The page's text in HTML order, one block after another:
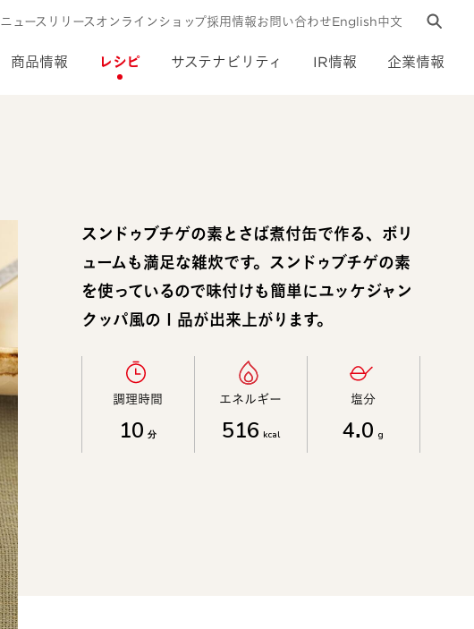
商品情報 レシピ サステナビリティ IR情報 企業情報
ニュースリリースオンラインショップ採用情報お問い合わせEnglish中文
スンドゥブチゲの素とさば煮付缶で作る、ボリ
ュームも満足な雑炊です。スンドゥブチゲの素
を使っているので味付けも簡単にユッケジャン
クッパ風の１品が出来上がります。
調理時間​
10 分
エネルギー​
516 kcal
塩分​
4.0 g